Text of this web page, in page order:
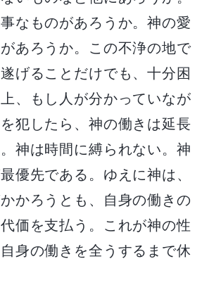
なものがあろうか。神の愛
あろうか。この不浄の地で
げることだけでも、十分困
、もし人が分かっていなが
犯したら、神の働きは延長
神は時間に縛られない。神
優先である。ゆえに神は、
かろうとも、自身の働きの
価を支払う。これが神の性
身の働きを全うするまで休